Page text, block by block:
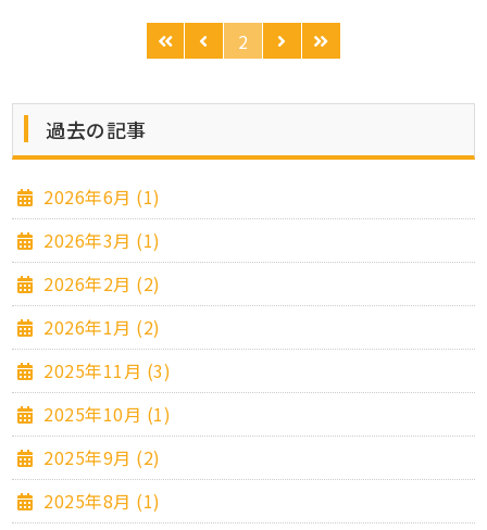
2
過去の記事
2026年6月 (1)
2026年3月 (1)
2026年2月 (2)
2026年1月 (2)
2025年11月 (3)
2025年10月 (1)
2025年9月 (2)
2025年8月 (1)